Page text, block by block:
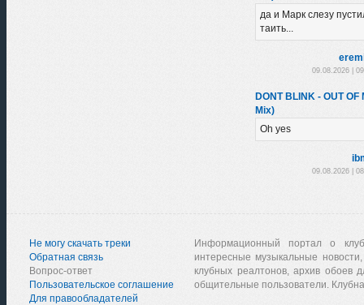
да и Марк слезу
таить...
09.08.2026 |
DONT BLINK - OUT
Mix)
Oh yes
09.08.2026 |
Не могу скачать треки
Обратная связь
Вопрос-ответ
Пользовательское соглашение
Для правообладателей
Информационный портал о
интересные музыкальные
клубных реалтонов, архив обоев
общительные пользователи.